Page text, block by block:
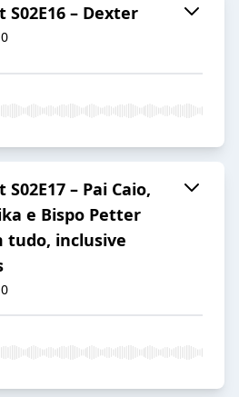
S02E16 – Dexter
S02E17 – Pai Caio,
e Bispo Petter
tudo, inclusive